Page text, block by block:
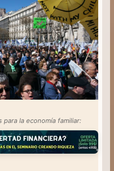
la economía familiar: